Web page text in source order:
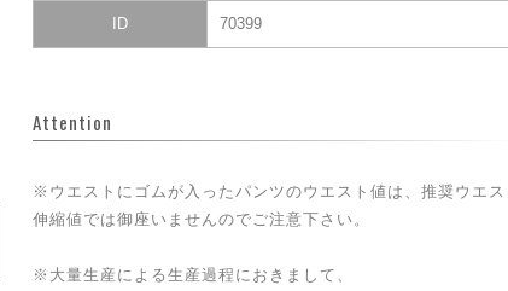
ID 70399
Attention
※ウエストにゴムが入ったパンツのウエスト値は、推奨ウエス
伸縮値では御座いませんのでご注意下さい。
※大量生産による生産過程におきまして、